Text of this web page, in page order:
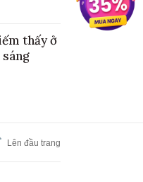
thấy ở
Lên đầu trang